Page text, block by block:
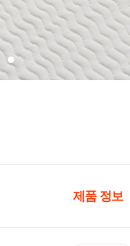
제품 정보